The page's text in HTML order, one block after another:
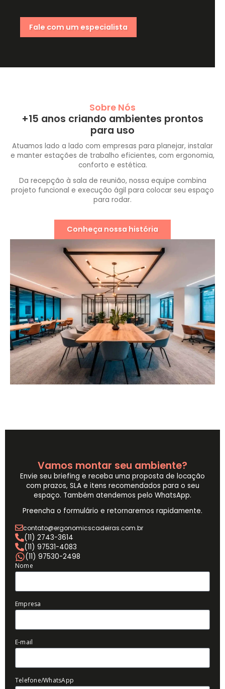
Fale com um especialista
Sobre Nós
+15 anos criando ambientes prontos
para uso
Atuamos lado a lado com empresas para planejar, instalar
e manter estações de trabalho eficientes, com ergonomia,
conforto e estética.
Da recepção à sala de reunião, nossa equipe combina
projeto funcional e execução ágil para colocar seu espaço
para rodar.
Conheça nossa história
Vamos montar seu ambiente?
Envie seu briefing e receba uma proposta de locação
com prazos, SLA e itens recomendados para o seu
espaço. Também atendemos pelo WhatsApp.
Preencha o formulário e retornaremos rapidamente.
contato@ergonomicscadeiras.com.br
(11) 2743-3614
(11) 97531-4083
(11) 97530-2498
Nome
Empresa
E-mail
Telefone/WhatsApp